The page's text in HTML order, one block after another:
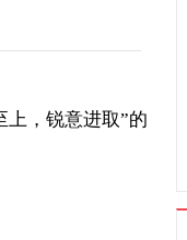
上，锐意进取”的